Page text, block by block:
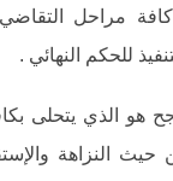
مراحل التقاضي
للحكم النهائي .
هو الذي يتحلى
حيث النزاهة